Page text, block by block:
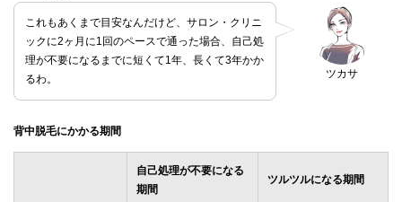
ツカサ
これもあくまで目安なんだけど、サロン・クリニ
ックに2ヶ月に1回のペースで通った場合、自己処
理が不要になるまでに短くて1年、長くて3年かか
るわ。
背中脱毛にかかる期間
自己処理が不要になる
期間
ツルツルになる期間